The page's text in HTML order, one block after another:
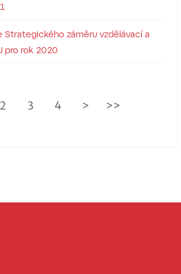
Strategického záměru vzdělávací a
pro rok 2020
2 3 4 > >>